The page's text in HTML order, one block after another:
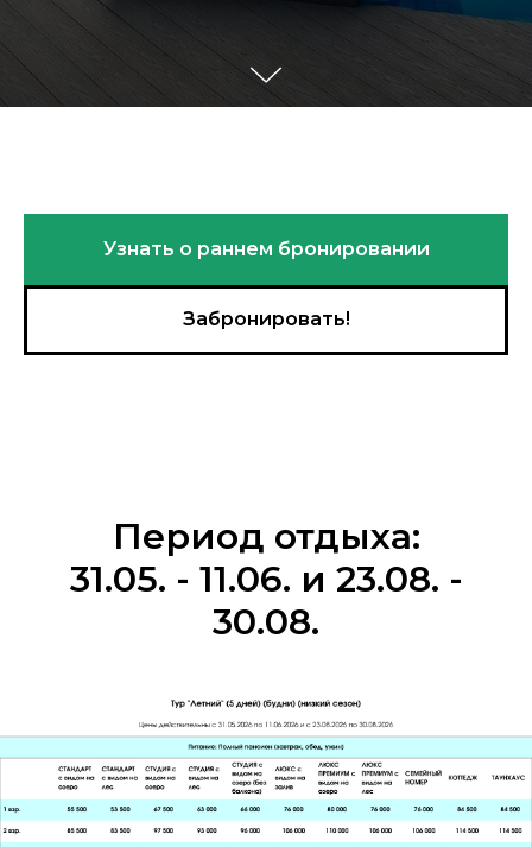
Узнать о раннем бронировании
Забронировать!
Период отдыха:
31.05. - 11.06. и 23.08. -
30.08.